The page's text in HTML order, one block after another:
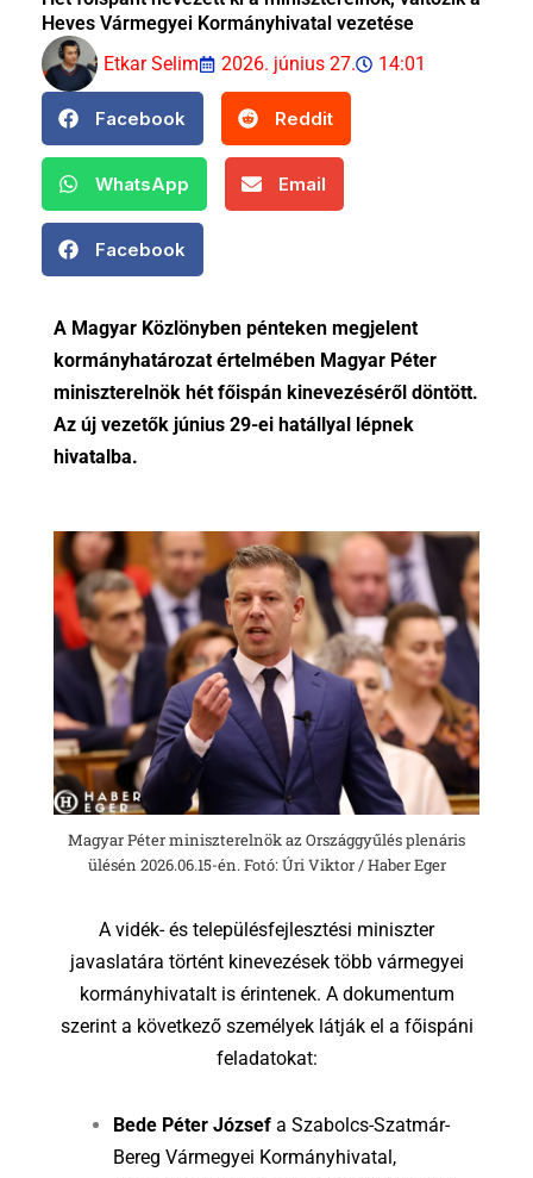
Heves Vármegyei Kormányhivatal vezetése
Etkar Selim
2026. június 27. 14:01
Facebook Reddit
WhatsApp Email
Facebook
A Magyar Közlönyben pénteken megjelent
kormányhatározat értelmében Magyar Péter
miniszterelnök hét főispán kinevezéséről döntött.
Az új vezetők június 29-ei hatállyal lépnek
hivatalba.
Magyar Péter miniszterelnök az Országgyűlés plenáris
ülésén 2026.06.15-én. Fotó: Úri Viktor / Haber Eger
A vidék- és településfejlesztési miniszter
javaslatára történt kinevezések több vármegyei
kormányhivatalt is érintenek. A dokumentum
szerint a következő személyek látják el a főispáni
feladatokat:
Bede Péter Józsefa Szabolcs-Szatmár-
Bereg Vármegyei Kormányhivatal,